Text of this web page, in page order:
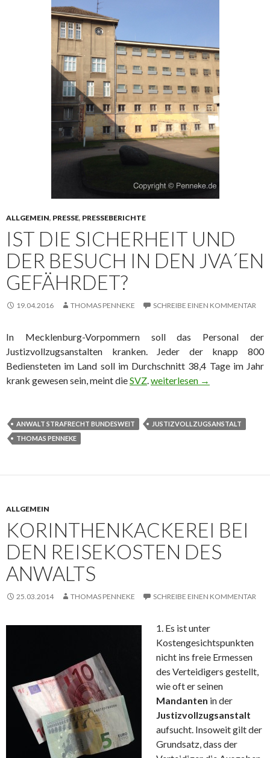
ALLGEMEIN, PRESSE, PRESSEBERICHTE
IST DIE SICHERHEIT UND
DER BESUCH IN DEN JVA´EN
GEFÄHRDET?
19.04.2016 THOMAS PENNEKE SCHREIBE EINEN KOMMENTAR
In Mecklenburg-Vorpommern soll das Personal der
Justizvollzugsanstalten kranken. Jeder der knapp 800
Bediensteten im Land soll im Durchschnitt 38,4 Tage im Jahr
krank gewesen sein, meint dieSVZ.Ist die Sicherheit und der
weiterlesen →
ANWALT STRAFRECHT BUNDESWEIT
JUSTIZVOLLZUGSANSTALT
THOMAS PENNEKE
ALLGEMEIN
KORINTHENKACKEREI BEI
DEN REISEKOSTEN DES
ANWALTS
25.03.2014 THOMAS PENNEKE SCHREIBE EINEN KOMMENTAR
1. Es ist unter
Kostengesichtspunkten
nicht ins freie Ermessen
des Verteidigers gestellt,
wie oft er seinen
Mandanten in der
Justizvollzugsanstalt
aufsucht. Insoweit gilt der
Grundsatz, dass der